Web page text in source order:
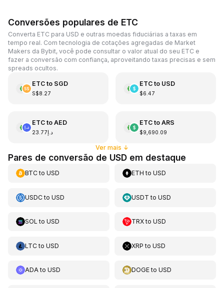
Conversões populares de ETC
Converta ETC para USD e outras moedas fiduciárias a taxas em
tempo real. Com tecnologia de cotações agregadas de Market
Makers da Bybit, você pode consultar o valor atual do seu ETC e
fazer a conversão com confiança, aproveitando taxas precisas e sem
spreads ocultos.
ETCto SGD
S$8.27
ETCto USD
$6.47
ETCto AED
د.إ23.77
ETCto ARS
$9,690.09
Ver mais ↓
Pares de conversão de USD em destaque
BTCto USD ETH toUSD
USDCto USD USDT toUSD
SOL to USD TRXtoUSD
LTCto USD XRP toUSD
ADAto USD DOGEtoUSD